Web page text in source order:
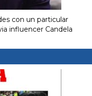
con un particular
influencer Candela